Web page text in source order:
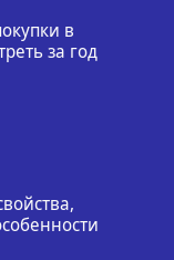
в
за год